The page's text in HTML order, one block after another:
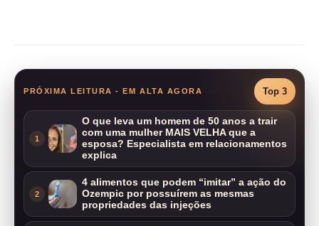
PRÓXIMA LEITURA - EM ALTA AGORA Top 3
1
O que leva um homem de 50 anos a trair
com uma mulher MAIS VELHA que a
esposa? Especialista em relacionamentos
explica
2
4 alimentos que podem “imitar” a ação do
Ozempic por possuírem as mesmas
propriedades das injeções